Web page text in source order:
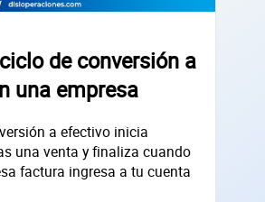
de conversión a
una empresa
a efectivo inicia
una venta y finaliza cuando
factura ingresa a tu cuenta